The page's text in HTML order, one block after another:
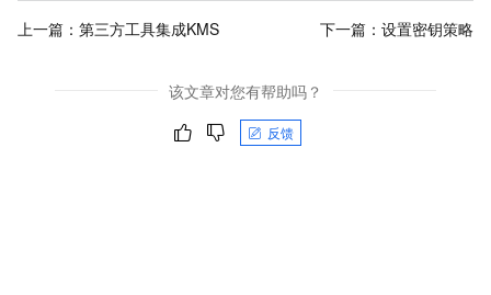
上一篇： 第三方工具集成KMS 下一篇： 设置密钥策略
该文章对您有帮助吗？
反馈